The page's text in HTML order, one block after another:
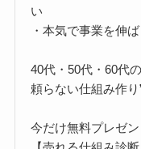
い
・本気で事業を伸
40代・50代・60代
頼らない仕組み作り
今だけ無料プレゼン